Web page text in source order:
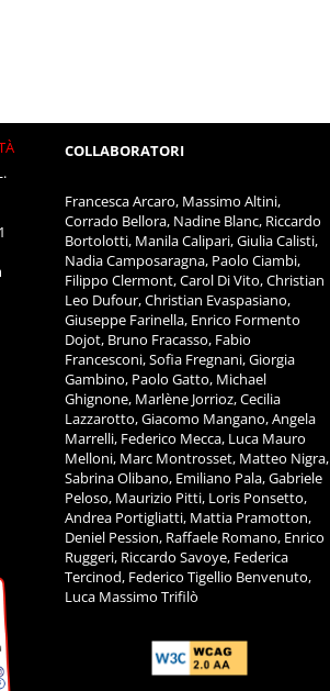
COLLABORATORI
Francesca Arcaro, Massimo Altini,
Corrado Bellora, Nadine Blanc, Riccardo
Bortolotti, Manila Calipari, Giulia Calisti,
Nadia Camposaragna, Paolo Ciambi,
Filippo Clermont, Carol Di Vito, Christian
Leo Dufour, Christian Evaspasiano,
Giuseppe Farinella, Enrico Formento
Dojot, Bruno Fracasso, Fabio
Francesconi, Sofia Fregnani, Giorgia
Gambino, Paolo Gatto, Michael
Ghignone, Marlène Jorrioz, Cecilia
Lazzarotto, Giacomo Mangano, Angela
Marrelli, Federico Mecca, Luca Mauro
Melloni, Marc Montrosset, Matteo Nigra,
Sabrina Olibano, Emiliano Pala, Gabriele
Peloso, Maurizio Pitti, Loris Ponsetto,
Andrea Portigliatti, Mattia Pramotton,
Deniel Pession, Raffaele Romano, Enrico
Ruggeri, Riccardo Savoye, Federica
Tercinod, Federico Tigellio Benvenuto,
Luca Massimo Trifilò